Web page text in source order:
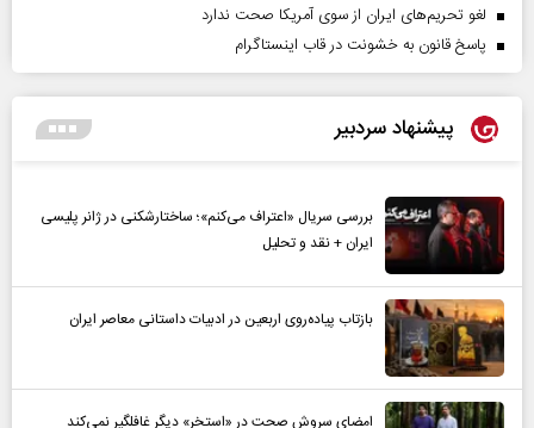
لغو تحریم‌های ایران از سوی آمریکا صحت ندارد
پاسخ قانون به خشونت در قاب اینستاگرام
پیشنهاد سردبیر
بررسی سریال «اعتراف می‌کنم»؛ ساختارشکنی در ژانر پلیسی
ایران + نقد و تحلیل
بازتاب پیاده‌روی اربعین در ادبیات داستانی معاصر ایران
امضای سروش صحت در «استخر» دیگر غافلگیر نمی‌کند